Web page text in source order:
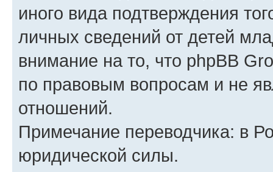
иного вида подтверждения
личных сведений от детей
внимание на то, что phpBB
по правовым вопросам и не
отношений.
Примечание переводчика: в
юридической силы.